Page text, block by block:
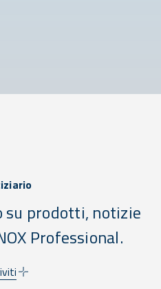
su prodotti, notizie
Professional.